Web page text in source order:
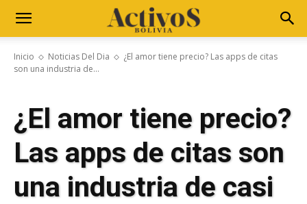
Inicio Noticias Del Dia
¿El amor tiene precio? Las apps de citas
son una industria de...
¿El amor tiene precio?
Las apps de citas son
una industria de casi